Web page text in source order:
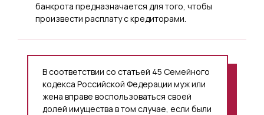
банкрота предназначается для того, чтобы
произвести расплату с кредиторами.
В соответствии со статьей 45 Семейного
кодекса Российской Федерации муж или
жена вправе воспользоваться своей
долей имущества в том случае, если были